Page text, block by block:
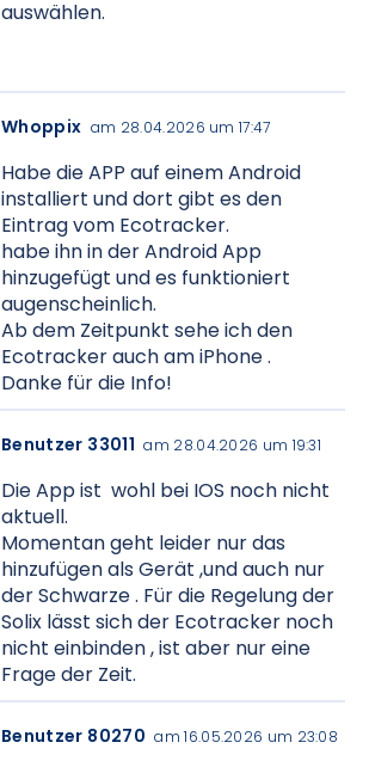
auswählen.
Whoppix am 28.04.2026 um 17:47
Habe die APP auf einem Android
installiert und dort gibt es den
Eintrag vom Ecotracker.
habe ihn in der Android App
hinzugefügt und es funktioniert
augenscheinlich.
Ab dem Zeitpunkt sehe ich den
Ecotracker auch am iPhone .
Danke für die Info!
Benutzer 33011 am 28.04.2026 um 19:31
Die App ist wohl bei IOS noch nicht
aktuell.
Momentan geht leider nur das
hinzufügen als Gerät ,und auch nur
der Schwarze . Für die Regelung der
Solix lässt sich der Ecotracker noch
nicht einbinden , ist aber nur eine
Frage der Zeit.
Benutzer 80270 am 16.05.2026 um 23:08